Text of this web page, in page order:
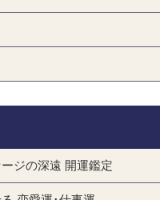
ジの深遠 開運鑑定